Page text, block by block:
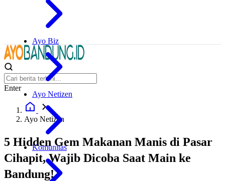
Ayo Biz
Ayo Netizen
Komunitas
Enter
Ayo Netizen
5 Hidden Gem Makanan Manis di Pasar
Cihapit, Wajib Dicoba Saat Main ke
Bandung!